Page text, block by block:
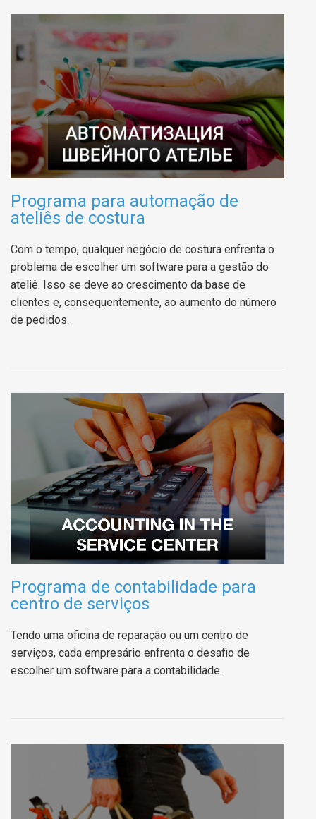
Programa para automação de
ateliês de costura
Com o tempo, qualquer negócio de costura enfrenta o
problema de escolher um software para a gestão do
ateliê. Isso se deve ao crescimento da base de
clientes e, consequentemente, ao aumento do número
de pedidos.
Programa de contabilidade para
centro de serviços
Tendo uma oficina de reparação ou um centro de
serviços, cada empresário enfrenta o desafio de
escolher um software para a contabilidade.